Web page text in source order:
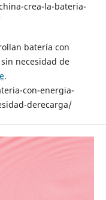
crea-la-bateria-
batería con
necesidad de
.
con-energia-
derecarga/